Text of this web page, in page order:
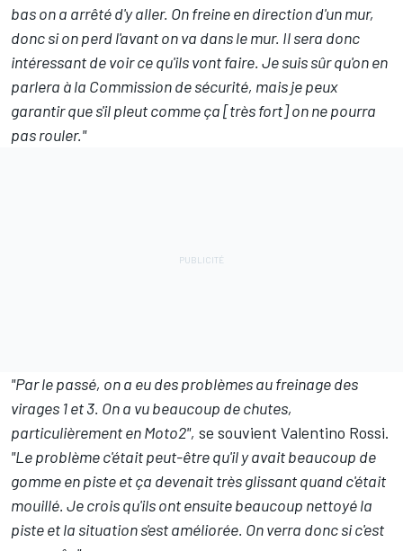
bas on a arrêté d'y aller. On freine en direction d'un mur,
donc si on perd l'avant on va dans le mur. Il sera donc
intéressant de voir ce qu'ils vont faire. Je suis sûr qu'on en
parlera à la Commission de sécurité, mais je peux
garantir que s'il pleut comme ça [très fort] on ne pourra
pas rouler."
"Par le passé, on a eu des problèmes au freinage des
virages 1 et 3. On a vu beaucoup de chutes,
particulièrement en Moto2", se souvient Valentino Rossi.
"Le problème c'était peut-être qu'il y avait beaucoup de
gomme en piste et ça devenait très glissant quand c'était
mouillé. Je crois qu'ils ont ensuite beaucoup nettoyé la
piste et la situation s'est améliorée. On verra donc si c'est